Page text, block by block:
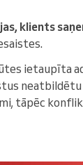
klients
ietaupīta
neatbildētu
tāpēc